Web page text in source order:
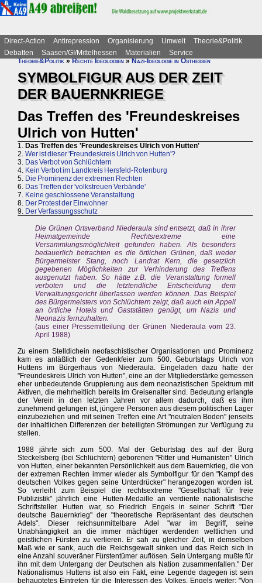
Direct-Action Antirepression Organisierung Umwelt
Theorie&Politik
Debatten
Saasen/GI/Mittelhessen Materialien
Service
Theorie&Politik»Rechte Ideologien»Nazi-Ideologie in Osthessen
SYMBOLFIGUR AUS DER ZEIT
DER BAUERNKRIEGE
Das Treffen des 'Freundeskreises
Ulrich von Hutten'
1. Das Treffen des 'Freundeskreises Ulrich von Hutten'
2. Wer ist dieser 'Freundeskreis Ulrich von Hutten'?
3. Das Verbot von Schlüchtern
4. Kein Verbot im Landkreis Hersfeld-Rotenburg
5. Die Prominenz der extremen Rechten
6. Das Treffen der 'volkstreuen Verbände'
7. Keine geschlossene Veranstaltung
8. Der Protest der Einwohner
9. Der Verfassungsschutz
Die Grünen Ortsverband Niederaula sind entsetzt, daß in ihrer
Heimatgemeinde Rechtsrextreme eine
Versammlungsmöglichkeit gefunden haben. Als besonders
bedauerlich betrachten es die örtlichen Grünen, daß weder
Bürgermeister Stang, noch Landrat Kern, die gesetzlich
gegebenen Möglichkeiten zur Verhinderung des Treffens
ausgenutzt haben. So hätte z.B. die Veranstaltung formell
verboten und die letztendliche Entscheidung dem
Verwaltungsgericht überlassen werden können. Das Beispiel
des Bürgermeisters von Schlüchtern zeigt, daß auch ein Appell
an örtliche Hotels und Gaststätten genügt, um Nazis und
Neonazis fernzuhalten.
(aus einer Pressemitteilung der Grünen Niederaula vom 23.
April 1988)
Zu einem Stelldichein neofaschistischer Organisationen und Prominenz
kam es anläßlich der Gedenkfeier zum 500. Geburtstags Ulrich von
Huttens im Bürgerhaus von Niederaula. Eingeladen dazu hatte der
"Freundeskreis Ulrich von Hutten", eine an der Mitgliederstärke gemessen
eher unbedeutende Gruppierung aus dem neonazistischen Spektrum mit
Aktiven, die mehrheitlich bereits im Greisenalter sind. Bedeutung erlangte
der Verein in den letzten Jahren vor allem dadurch, daß es ihm
zunehmend gelungen ist, jüngere Personen aus diesem politischen Lager
einzubeziehen und mit seinen Treffen eine Art "neutralen Boden" jenseits
der inhaltlichen Differenzen der beteiligten Strömungen zur Verfügung zu
stellen.
1988 jährte sich zum 500. Mal der Geburtstag des auf der Burg
Steckelsberg (bei Schlüchtern) geborenen "Ritter und Humanisten" Ulrich
von Hutten, einer bekannten Persönlichkeit aus dem Bauernkrieg, die von
der extremen Rechten immer wieder als Symbolfigur für den "Kampf des
deutschen Volkes gegen seine Unterdrücker" herangezogen worden ist.
So verleiht zum Beispiel die rechtsextreme "Gesellschaft für freie
Publizistik" jährlich eine Hutten-Medaille an verdiente nationalistische
Schriftsteller. Hutten war, so Friedrich Engels in seiner Schrift "Der
deutsche Bauernkrieg" der "theoretische Repräsentant des deutschen
Adels". Dieser reichsunmittelbare Adel "war im Begriff, seine
Unabhängigkeit an die immer mächtiger werdenden weltlichen und
geistlichen Fürsten zu verlieren. Er sah zu gleicher Zeit, in demselben
Maß wie er sank, auch die Reichsgewalt sinken und das Reich sich in
eine Anzahl souveräner Fürstentümer auflösen. Sein Untergang mußte für
ihn mit dem Untergang der Deutschen als Nation zusammenfallen." Der
Nationalismus Huttens ist also ein Fakt, eine Legende dagegen ist sein
behauptetes Eintreten für die Interessen des Volkes. Engels weiter: "Von